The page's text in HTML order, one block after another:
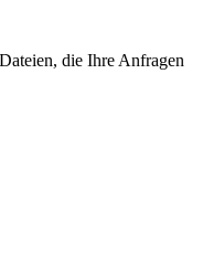
die Ihre Anfragen